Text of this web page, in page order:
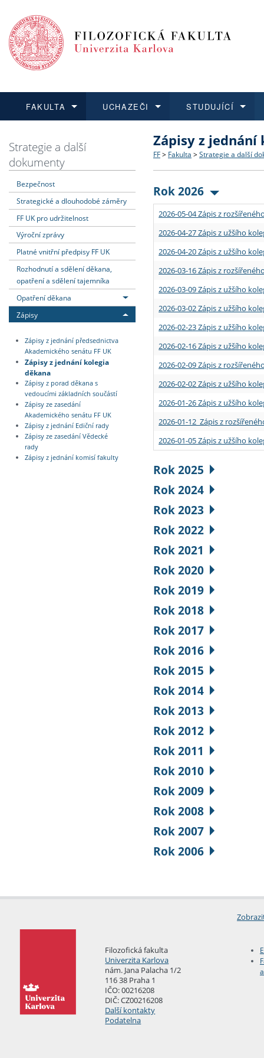
FAKULTA
Dozvědět se více
Struktura a historie
Strategie a další
Podpora a benefity pro
Absolventi fakulty
UCHAZEČI
Podat přihlášku
Co studovat a jak se
Učitelské studijní
Informace k průběhu
STUDUJÍCÍ
Dozvědět se více
Bakalářské a magisterské
Doktorské studium
Rigorózní řízení
Dozvědět se více
O vědě a výzkumu na FF
Akademické kvalifikace
Granty a projekty
Dozvědět se více
Aktuální nabídky a
Vyjíždějící studenti
Přijíždějící studenti
Vyjíždějící zaměstnanci
Strategie a další
dokumenty
Bezpečnost
Strategické a dlouhodobé záměry
FF UK pro udržitelnost
Výroční zprávy
Platné vnitřní předpisy FF UK
Rozhodnutí a sdělení děkana,
opatření a sdělení tajemníka
Opatření děkana
Zápisy
Zápisy z jednání předsednictva
Akademického senátu FF UK
Zápisy z jednání kolegia
děkana
Zápisy z porad děkana s
vedoucími základních součástí
Zápisy ze zasedání
Akademického senátu FF UK
Zápisy z jednání Ediční rady
Zápisy ze zasedání Vědecké
rady
Zápisy z jednání komisí fakulty
Zápisy z jednání
FF > Fakulta > Strategie a další
Rok 2026
2026-05-04 Zápis z
2026-04-27 Zápis z užšího
2026-04-20 Zápis z užšího
2026-03-16 Zápis z
2026-03-09 Zápis z užšího
2026-03-02 Zápis z užšího
2026-02-23 Zápis z užšího
2026-02-16 Zápis z užšího
2026-02-09 Zápis z
2026-02-02 Zápis z užšího
2026-01-26 Zápis z užšího
2026-01-12 Zápis z
2026-01-05 Zápis z užšího
Rok 2025
Rok 2024
Rok 2023
Rok 2022
Rok 2021
Rok 2020
Rok 2019
Rok 2018
Rok 2017
Rok 2016
Rok 2015
Rok 2014
Rok 2013
Rok 2012
Rok 2011
Rok 2010
Rok 2009
Rok 2008
Rok 2007
Rok 2006
Filozofická fakulta
Univerzita Karlova
nám. Jana Palacha 1/2
116 38 Praha 1
IČO: 00216208
DIČ: CZ00216208
Další kontakty
Podatelna